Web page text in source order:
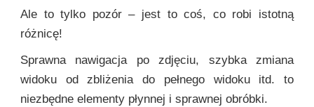
Ale to tylko pozór – jest to coś, co robi istotną
różnicę!
Sprawna nawigacja po zdjęciu, szybka zmiana
widoku od zbliżenia do pełnego widoku itd. to
niezbędne elementy płynnej i sprawnej obróbki.